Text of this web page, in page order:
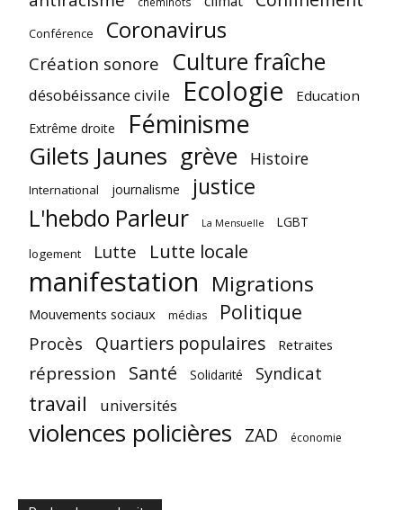
Conférence Coronavirus
Création sonore Culture fraîche
désobéissance civile Ecologie Education
Extrême droite Féminisme
Gilets Jaunes grève Histoire
International journalisme justice
L'hebdo Parleur La Mensuelle
LGBT
logement
Lutte Lutte locale
manifestation Migrations
Mouvements sociaux médias Politique
Procès Quartiers populaires Retraites
répression Santé Solidarité Syndicat
travail universités
violences policières ZAD économie